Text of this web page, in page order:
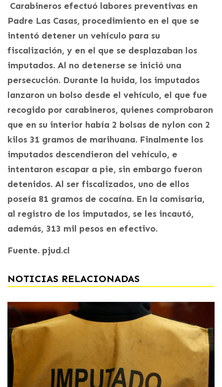
Carabineros efectuó labores preventivas en
Padre Las Casas, procedimiento en el que se
intentó detener un vehículo para su
fiscalización, y en el que se desplazaban los
imputados. Al no detenerse se inició una
persecución. Durante la huida, los imputados
lanzaron un bolso desde el vehículo, el que fue
recogido por carabineros, quienes comprobaron
que en su interior había 2 bolsas de nylon con 2
kilos 31 gramos de marihuana. Finalmente los
imputados descendieron del vehículo, e
intentaron escapar a pie, sin embargo fueron
detenidos. Al ser fiscalizados, uno de ellos
poseía 81 gramos de cocaína. En la comisaria,
al registro de los imputados, se les incautó,
además, 313 mil pesos en efectivo.
Fuente. pjud.cl
NOTICIAS RELACIONADAS